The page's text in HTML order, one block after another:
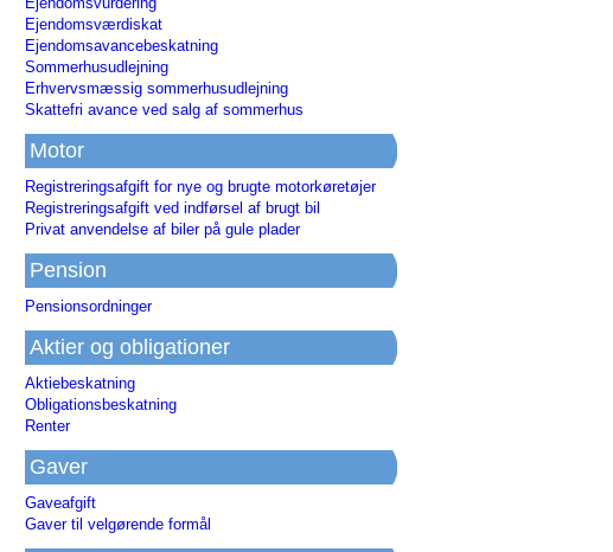
Ejendomsværdiskat
Ejendomsavancebeskatning
Sommerhusudlejning
Erhvervsmæssig sommerhusudlejning
Skattefri avance ved salg af sommerhus
Motor
Registreringsafgift for nye og brugte motorkøretøjer
Registreringsafgift ved indførsel af brugt bil
Privat anvendelse af biler på gule plader
Pension
Pensionsordninger
Aktier og obligationer
Aktiebeskatning
Obligationsbeskatning
Renter
Gaver
Gaveafgift
Gaver til velgørende formål